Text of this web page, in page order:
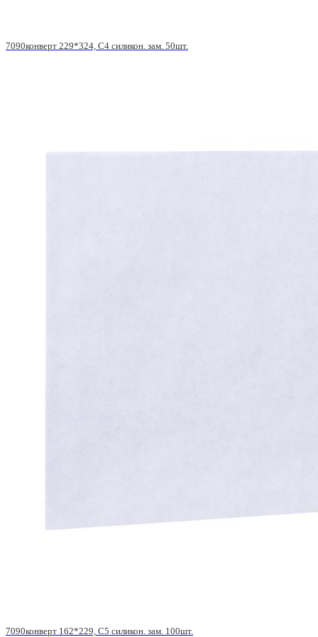
7090конверт 229*324, С4 силикон. зам. 50шт.
7090конверт 162*229, С5 силикон. зам. 100шт.